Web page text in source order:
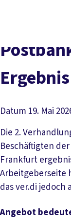
Ergebnis
Datum 19. Mai
Die 2.
Beschäftigten der
Frankfurt
Arbeitgeberseite
das ver.di jedoch
Angebot